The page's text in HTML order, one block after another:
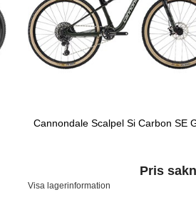
Cannondale Scalpel Si Carbon SE
Pris
Visa lagerinformation